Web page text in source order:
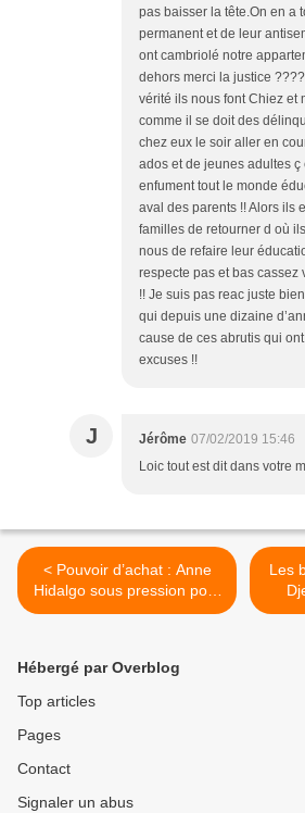
pas baisser la tête.On en a
permanent et de leur
ont cambriolé notre
dehors merci la justice
vérité ils nous font Chiez et
comme il se doit des
chez eux le soir aller en
ados et de jeunes adultes ç
enfument tout le monde
aval des parents !! Alors ils
familles de retourner d où
nous de refaire leur
respecte pas et bas cassez
!! Je suis pas reac juste
qui depuis une dizaine
cause de ces abrutis qui
excuses !!
J Jérôme 07/02/2019 15:46
Loic tout est dit dans votre
< Pouvoir d’achat : Anne
Hidalgo sous pression pour
mettre en place la prime «
Les
Hébergé par Overblog
Top articles
Pages
Contact
Signaler un abus